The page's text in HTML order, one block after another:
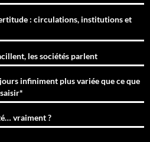
: circulations, institutions et
les sociétés parlent
infiniment plus variée que ce que
vraiment ?